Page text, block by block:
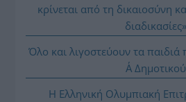
κρίνεται από τη δικαιοσύνη
διαδικασίες»
Όλο και λιγοστεύουν τα
Α΄ Δημοτικού
Η Ελληνική Ολυμπιακή